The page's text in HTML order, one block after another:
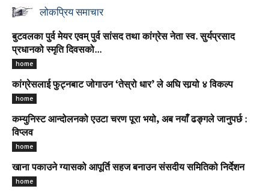
लोकप्रिय समाचार
बुटवलका पुर्व मेयर एवम् पुर्व सांसद तथा कांग्रेस नेता स्व. सुर्यप्रसाद
प्रधानको स्मृति दिवसको...
home
कांग्रेसलाई फुट्नबाट जोगाउन ‘तेस्रो धार’ ले अघि सार्‍यो ४ विकल्प
home
कम्युनिस्ट आन्दोलनको एउटा चरण पूरा भयो, अब नयाँ ढङ्गले जानुपर्छ :
विप्लव
home
खाना पकाउने ग्यासको आपूर्ति सहज बनाउन संसदीय समितिको निर्देशन
home